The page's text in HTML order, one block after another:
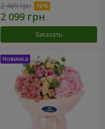
2 469 грн
Заказать